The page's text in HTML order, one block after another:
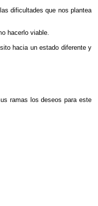
dificultades que nos plantea
hacerlo viable.
hacia un estado diferente y
ramas los deseos para este